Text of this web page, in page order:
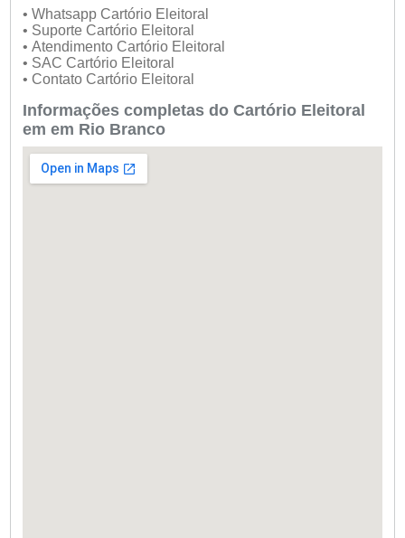
• Whatsapp Cartório Eleitoral
• Suporte Cartório Eleitoral
• Atendimento Cartório Eleitoral
• SAC Cartório Eleitoral
• Contato Cartório Eleitoral
Informações completas do Cartório Eleitoral
em em Rio Branco